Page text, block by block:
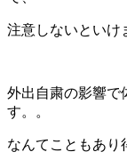
注意しないといけ
外出自粛の影響で
す。。
なんてこともあり